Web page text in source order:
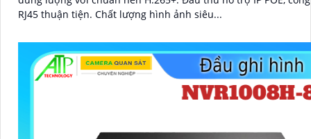
RJ45 thuận tiện. Chất lượng hình ảnh siêu...